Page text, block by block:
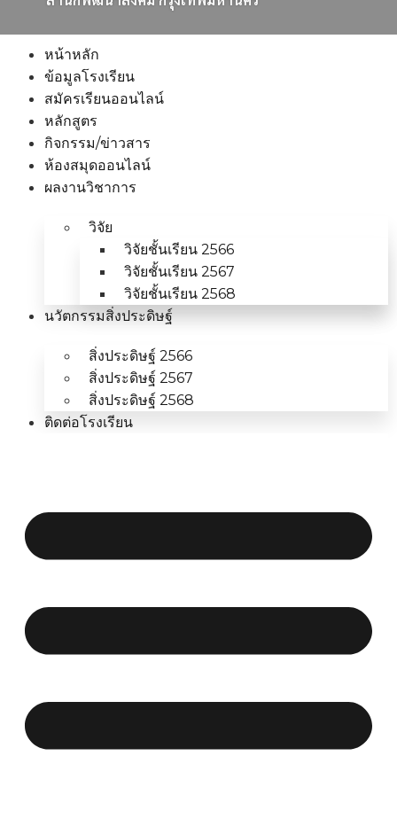
หน้าหลัก
ข้อมูลโรงเรียน
สมัครเรียนออนไลน์
หลักสูตร
กิจกรรม/ข่าวสาร
ห้องสมุดออนไลน์
ผลงานวิชาการ
วิจัย
วิจัยชั้นเรียน 2566
วิจัยชั้นเรียน 2567
วิจัยชั้นเรียน 2568
นวัตกรรมสิ่งประดิษฐ์
สิ่งประดิษฐ์ 2566
สิ่งประดิษฐ์ 2567
สิ่งประดิษฐ์ 2568
ติดต่อโรงเรียน